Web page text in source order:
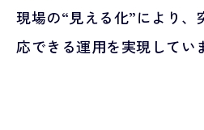
現場の“見える化”により、
応できる運用を実現してい